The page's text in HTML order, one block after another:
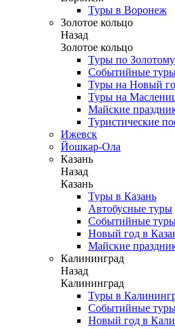
Туры в Воронеж
Золотое кольцо
Назад
Золотое кольцо
Туры по
Событийные
Туры на Новый
Туры на
Майские
Туристические
Ижевск
Йошкар-Ола
Казань
Назад
Казань
Туры в Казань
Автобусные туры
Событийные
Новый год в
Майские
Калининград
Назад
Калининград
Туры в
Событийные
Новый год в